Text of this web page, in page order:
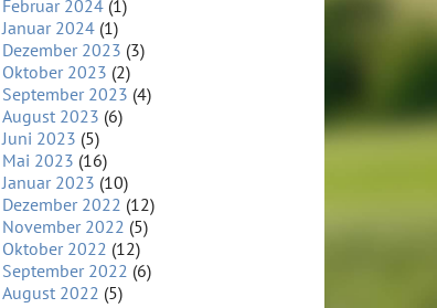
Februar 2024(1)
Januar 2024(1)
Dezember 2023 (3)
Oktober 2023 (2)
September 2023 (4)
August 2023 (6)
Juni 2023 (5)
Mai 2023 (16)
Januar 2023 (10)
Dezember 2022 (12)
November 2022 (5)
Oktober 2022 (12)
September 2022 (6)
August 2022 (5)